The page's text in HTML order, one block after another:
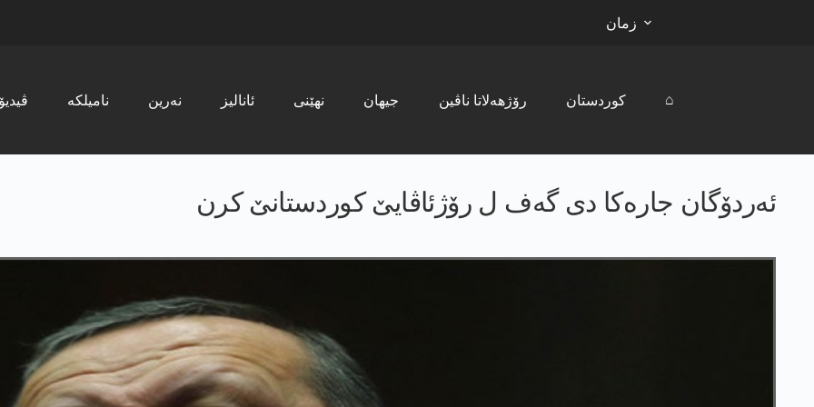
زمان
ڤیدیۆ نامیلکە نەرین ئانالیز نھێنی جیھان رۆژھەلاتا ناڤین کوردستان ⌂
ئەردۆگان جارەکا دی گەف ل رۆژئاڤایێ کوردستانێ کرن